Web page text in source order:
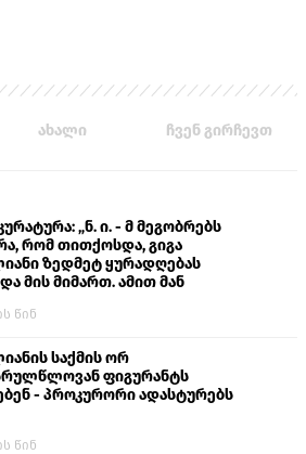
ახალი ჩვენ გირჩევთ
„ნ. ი. - მ მეგობრებს
რომ თითქოსდა, გიგა
ზედმეტ ყურადღებას
მის მიმართ. ამით მან
დასხმოდა გიგა ავალიანს“
წინ
საქმის ორ
ფიგურანტს
- პროკურორი ადასტურებს
წინ